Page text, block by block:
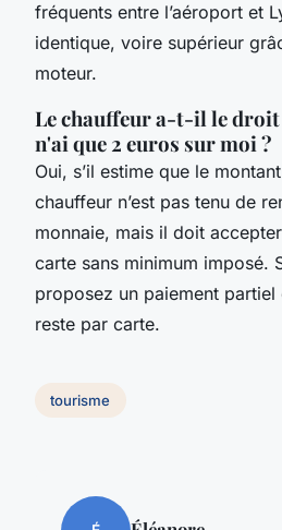
fréquents entre l’aéroport et
identique, voire supérieur
moteur.
Le chauffeur a-t-il le droit
n'ai que 2 euros sur moi ?
Oui, s’il estime que le
chauffeur n’est pas tenu de
monnaie, mais il doit
carte sans minimum imposé.
proposez un paiement partiel
reste par carte.
tourisme